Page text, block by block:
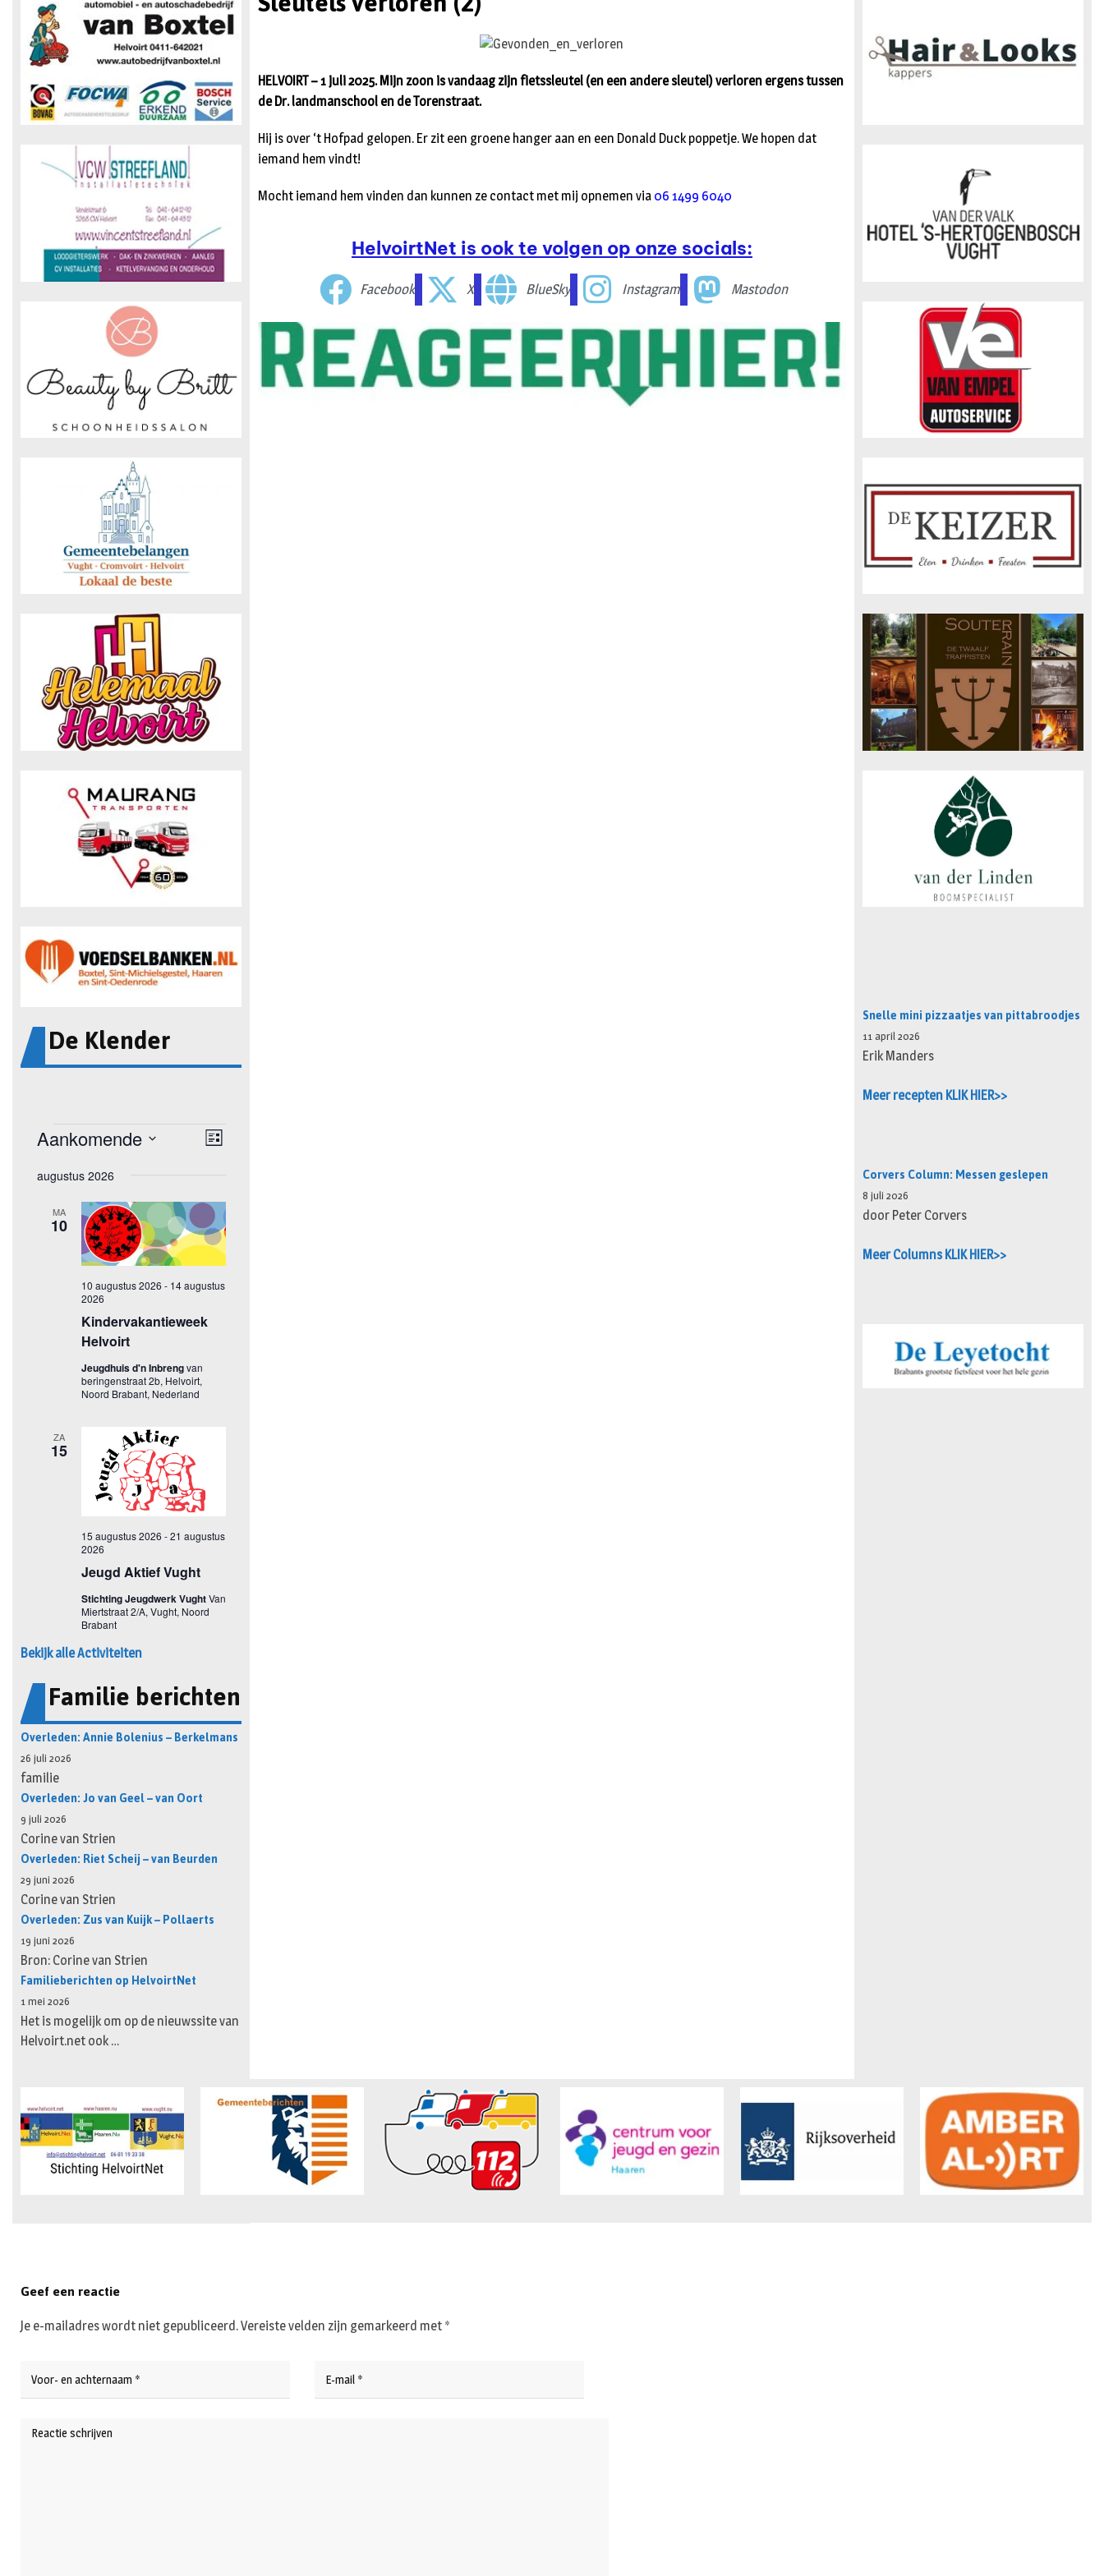
De Klender
Bekijk alle Activiteiten
Familie berichten
Overleden: Annie Bolenius – Berkelmans
26 juli 2026
familie
Overleden: Jo van Geel – van Oort
9 juli 2026
Corine van Strien
Overleden: Riet Scheij – van Beurden
29 juni 2026
Corine van Strien
Overleden: Zus van Kuijk – Pollaerts
19 juni 2026
Bron: Corine van Strien
Familieberichten op HelvoirtNet
1 mei 2026
Het is mogelijk om op de nieuwssite van
Helvoirt.net ook …
HELVOIRT – 1 juli 2025. Mijn zoon is vandaag zijn fietssleutel (en een andere sleutel) verloren ergens tussen
de Dr. landmanschool en de Torenstraat.
Hij is over ‘t Hofpad gelopen. Er zit een groene hanger aan en een Donald Duck poppetje. We hopen dat
iemand hem vindt!
Mocht iemand hem vinden dan kunnen ze contact met mij opnemen via 06 1499 6040
HelvoirtNet is ook te volgen op onze socials:
Facebook X BlueSky Instagram Mastodon
Snelle mini pizzaatjes van pittabroodjes
11 april 2026
Erik Manders
Meer recepten KLIK HIER>>
Corvers Column: Messen geslepen
8 juli 2026
door Peter Corvers
Meer Columns KLIK HIER>>
Geef een reactie
Je e-mailadres wordt niet gepubliceerd.Vereiste velden zijn gemarkeerd met *